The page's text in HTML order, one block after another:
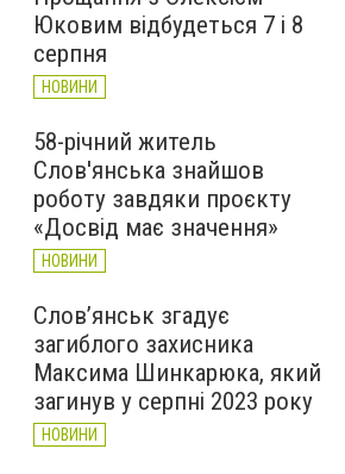
Юковим відбудеться 7 і 8
серпня
НОВИНИ
58-річний житель
Слов'янська знайшов
роботу завдяки проєкту
«Досвід має значення»
НОВИНИ
Слов’янськ згадує
загиблого захисника
Максима Шинкарюка, який
загинув у серпні 2023 року
НОВИНИ